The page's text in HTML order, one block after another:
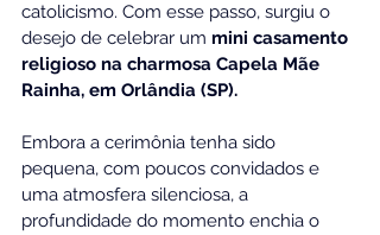
catolicismo. Com esse passo, surgiu o
desejo de celebrar um mini casamento
religioso na charmosa Capela Mãe
Rainha, em Orlândia (SP).
Embora a cerimônia tenha sido
pequena, com poucos convidados e
uma atmosfera silenciosa, a
profundidade do momento enchia o